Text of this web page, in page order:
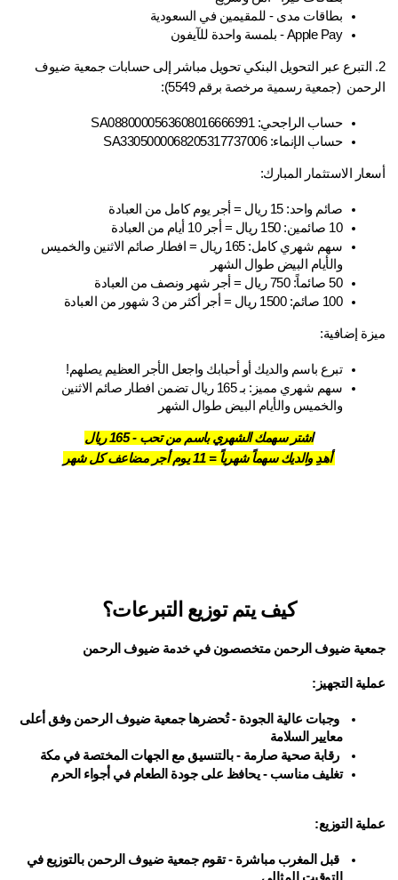
بطاقات مدى - للمقيمين في السعودية
Apple Pay - بلمسة واحدة للآيفون
الرحمن  (جمعية رسمية مرخصة برقم 5549):
حساب الراجحي: SA0880000563608016666991
حساب الإنماء: SA3305000068205317737006
أسعار الاستثمار المبارك:
صائم واحد: 15 ريال = أجر يوم كامل من العبادة
10 صائمين: 150 ريال = أجر 10 أيام من العبادة
والأيام البيض طوال الشهر
50 صائماً: 750 ريال = أجر شهر ونصف من العبادة
100 صائم: 1500 ريال = أجر أكثر من 3 شهور من العبادة
ميزة إضافية:
تبرع باسم والديك أو أحبابك واجعل الأجر العظيم يصلهم!
والخميس والأيام البيض طوال الشهر
اشتر سهمك الشهري باسم من تحب - 165 ريال
أهدِ والديك سهماً شهرياً = 11 يوم أجر مضاعف كل شهر
كيف يتم توزيع التبرعات؟
جمعية ضيوف الرحمن متخصصون في خدمة ضيوف الرحمن
عملية التجهيز:
معايير السلامة
رقابة صحية صارمة - بالتنسيق مع الجهات المختصة في مكة
تغليف مناسب - يحافظ على جودة الطعام في أجواء الحرم
عملية التوزيع: